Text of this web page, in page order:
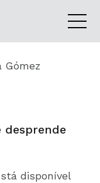
Gómez
desprende
disponível